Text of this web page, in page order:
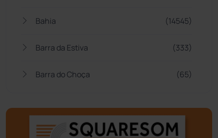
Bahia (14545)
Barra da Estiva (333)
Barra do Choça (65)
Bom Jesus da Lapa (505)